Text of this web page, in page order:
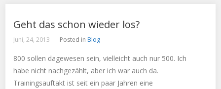
Geht das schon wieder los?
Juni, 24, 2013 Posted in Blog
800 sollen dagewesen sein, vielleicht auch nur 500. Ich
habe nicht nachgezählt, aber ich war auch da.
Trainingsauftakt ist seit ein paar Jahren eine